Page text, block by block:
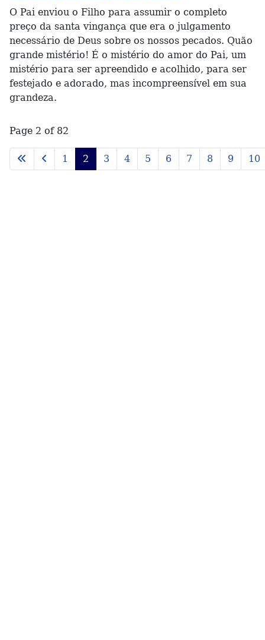
O Pai enviou o Filho para assumir o completo
preço da santa vingança que era o julgamento
necessário de Deus sobre os nossos pecados. Quão
grande mistério! É o mistério do amor do Pai, um
mistério para ser apreendido e acolhido, para ser
festejado e adorado, mas incompreensível em sua
grandeza.
Page 2 of 82
1 2 3 4 5 6 7 8 9 10